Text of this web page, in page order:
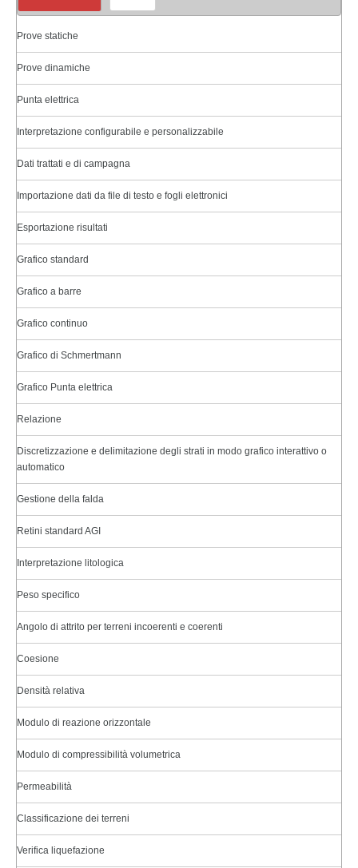
Prove statiche
Prove dinamiche
Punta elettrica
Interpretazione configurabile e personalizzabile
Dati trattati e di campagna
Importazione dati da file di testo e fogli elettronici
Esportazione risultati
Grafico standard
Grafico a barre
Grafico continuo
Grafico di Schmertmann
Grafico Punta elettrica
Relazione
Discretizzazione e delimitazione degli strati in modo grafico interattivo o
automatico
Gestione della falda
Retini standard AGI
Interpretazione litologica
Peso specifico
Angolo di attrito per terreni incoerenti e coerenti
Coesione
Densità relativa
Modulo di reazione orizzontale
Modulo di compressibilità volumetrica
Permeabilità
Classificazione dei terreni
Verifica liquefazione